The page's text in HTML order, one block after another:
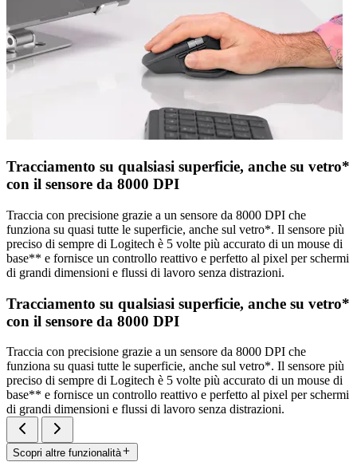
Tracciamento su qualsiasi superficie, anche su vetro*
con il sensore da 8000 DPI
Traccia con precisione grazie a un sensore da 8000 DPI che
funziona su quasi tutte le superficie, anche sul vetro*. Il sensore più
preciso di sempre di Logitech è 5 volte più accurato di un mouse di
base** e fornisce un controllo reattivo e perfetto al pixel per schermi
di grandi dimensioni e flussi di lavoro senza distrazioni.
Tracciamento su qualsiasi superficie, anche su vetro*
con il sensore da 8000 DPI
Traccia con precisione grazie a un sensore da 8000 DPI che
funziona su quasi tutte le superficie, anche sul vetro*. Il sensore più
preciso di sempre di Logitech è 5 volte più accurato di un mouse di
base** e fornisce un controllo reattivo e perfetto al pixel per schermi
di grandi dimensioni e flussi di lavoro senza distrazioni.
Scopri altre funzionalità